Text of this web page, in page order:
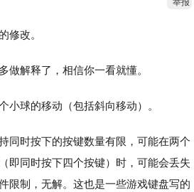
修改。
做解释了，相信你一看就懂。
小球的移动（包括斜向移动）。
同时按下的按键数量有限，可能在两个
即同时按下四个按键）时，可能会丢失
限制，无解。这也是一些游戏键盘写的